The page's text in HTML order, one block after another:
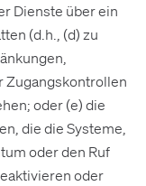
Dienste über ein
(d.h., (d) zu
Zugangskontrollen
oder (e) die
die die Systeme,
oder den Ruf
oder